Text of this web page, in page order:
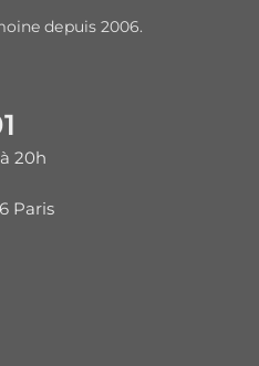
depuis 2006.
20h
Paris